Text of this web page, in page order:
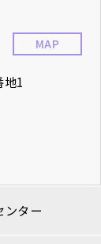
1
MAP
ンター